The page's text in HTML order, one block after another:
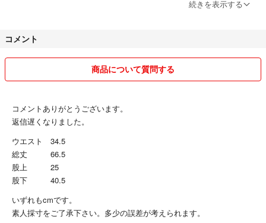
週末は翌、月曜日までに発送させて頂きます。
今後もプロフの変更、改訂はすると思います。
今回は閲覧頂き、ありがとうございました。
続きを表示する
コメント
商品について質問する
コメントありがとうございます。
返信遅くなりました。
ウエスト 34.5
総丈 66.5
股上 25
股下 40.5
いずれもcmです。
素人採寸をご了承下さい。多少の誤差が考えられます。